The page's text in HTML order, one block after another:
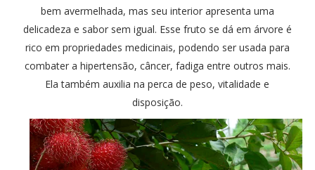
bem avermelhada, mas seu interior apresenta uma
delicadeza e sabor sem igual. Esse fruto se dá em árvore é
rico em propriedades medicinais, podendo ser usada para
combater a hipertensão, câncer, fadiga entre outros mais.
Ela também auxilia na perca de peso, vitalidade e
disposição.